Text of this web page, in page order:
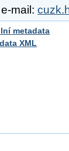
mail:
metadata
XML